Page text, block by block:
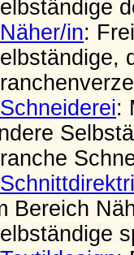
Näher/in:
Schneiderei:
Bereich